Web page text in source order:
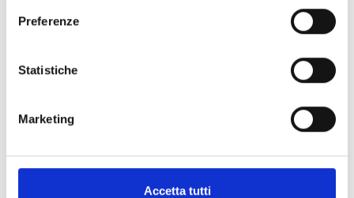
Preferenze
Statistiche
Marketing
Accetta tutti